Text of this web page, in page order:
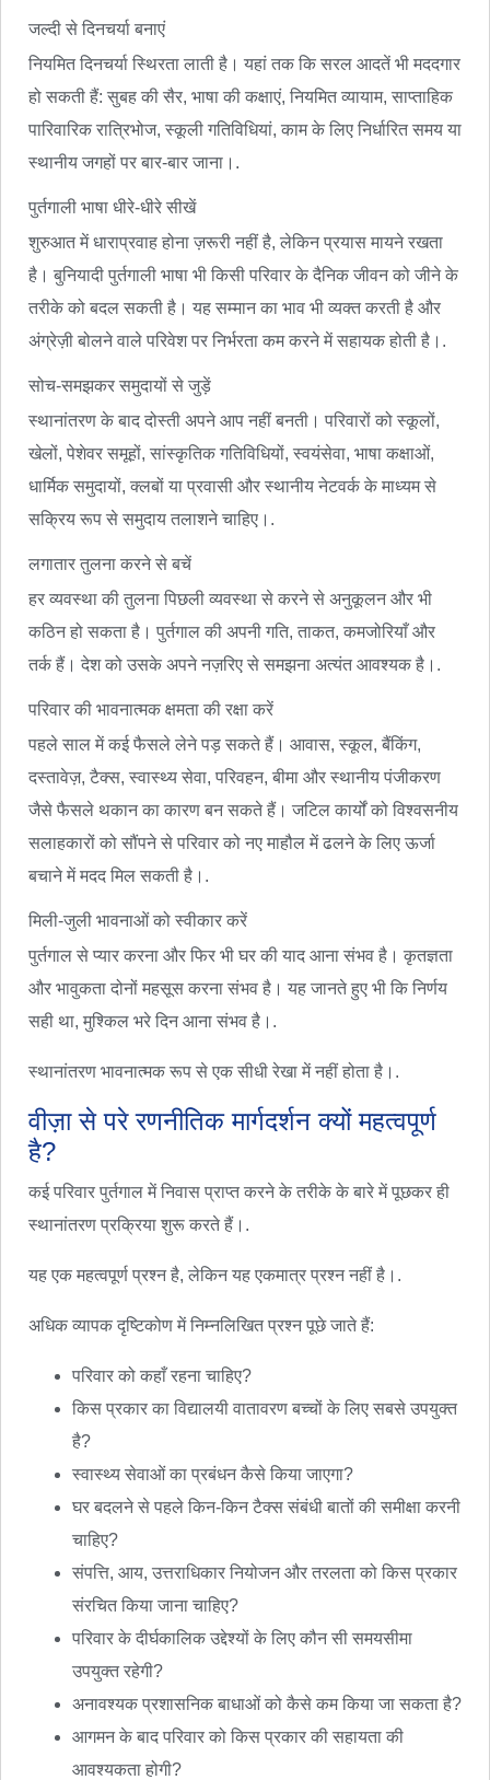
जल्दी से दिनचर्या बनाएं
नियमित दिनचर्या स्थिरता लाती है। यहां तक कि सरल आदतें भी मददगार
हो सकती हैं: सुबह की सैर, भाषा की कक्षाएं, नियमित व्यायाम, साप्ताहिक
पारिवारिक रात्रिभोज, स्कूली गतिविधियां, काम के लिए निर्धारित समय या
स्थानीय जगहों पर बार-बार जाना।.
पुर्तगाली भाषा धीरे-धीरे सीखें
शुरुआत में धाराप्रवाह होना ज़रूरी नहीं है, लेकिन प्रयास मायने रखता
है। बुनियादी पुर्तगाली भाषा भी किसी परिवार के दैनिक जीवन को जीने के
तरीके को बदल सकती है। यह सम्मान का भाव भी व्यक्त करती है और
अंग्रेज़ी बोलने वाले परिवेश पर निर्भरता कम करने में सहायक होती है।.
सोच-समझकर समुदायों से जुड़ें
स्थानांतरण के बाद दोस्ती अपने आप नहीं बनती। परिवारों को स्कूलों,
खेलों, पेशेवर समूहों, सांस्कृतिक गतिविधियों, स्वयंसेवा, भाषा कक्षाओं,
धार्मिक समुदायों, क्लबों या प्रवासी और स्थानीय नेटवर्क के माध्यम से
सक्रिय रूप से समुदाय तलाशने चाहिए।.
लगातार तुलना करने से बचें
हर व्यवस्था की तुलना पिछली व्यवस्था से करने से अनुकूलन और भी
कठिन हो सकता है। पुर्तगाल की अपनी गति, ताकत, कमजोरियाँ और
तर्क हैं। देश को उसके अपने नज़रिए से समझना अत्यंत आवश्यक है।.
परिवार की भावनात्मक क्षमता की रक्षा करें
पहले साल में कई फैसले लेने पड़ सकते हैं। आवास, स्कूल, बैंकिंग,
दस्तावेज़, टैक्स, स्वास्थ्य सेवा, परिवहन, बीमा और स्थानीय पंजीकरण
जैसे फैसले थकान का कारण बन सकते हैं। जटिल कार्यों को विश्वसनीय
सलाहकारों को सौंपने से परिवार को नए माहौल में ढलने के लिए ऊर्जा
बचाने में मदद मिल सकती है।.
मिली-जुली भावनाओं को स्वीकार करें
पुर्तगाल से प्यार करना और फिर भी घर की याद आना संभव है। कृतज्ञता
और भावुकता दोनों महसूस करना संभव है। यह जानते हुए भी कि निर्णय
सही था, मुश्किल भरे दिन आना संभव है।.
स्थानांतरण भावनात्मक रूप से एक सीधी रेखा में नहीं होता है।.
वीज़ा से परे रणनीतिक मार्गदर्शन क्यों महत्वपूर्ण
है?
कई परिवार पुर्तगाल में निवास प्राप्त करने के तरीके के बारे में पूछकर ही
स्थानांतरण प्रक्रिया शुरू करते हैं।.
यह एक महत्वपूर्ण प्रश्न है, लेकिन यह एकमात्र प्रश्न नहीं है।.
अधिक व्यापक दृष्टिकोण में निम्नलिखित प्रश्न पूछे जाते हैं:
परिवार को कहाँ रहना चाहिए?
किस प्रकार का विद्यालयी वातावरण बच्चों के लिए सबसे उपयुक्त
है?
स्वास्थ्य सेवाओं का प्रबंधन कैसे किया जाएगा?
घर बदलने से पहले किन-किन टैक्स संबंधी बातों की समीक्षा करनी
चाहिए?
संपत्ति, आय, उत्तराधिकार नियोजन और तरलता को किस प्रकार
संरचित किया जाना चाहिए?
परिवार के दीर्घकालिक उद्देश्यों के लिए कौन सी समयसीमा
उपयुक्त रहेगी?
अनावश्यक प्रशासनिक बाधाओं को कैसे कम किया जा सकता है?
आगमन के बाद परिवार को किस प्रकार की सहायता की
आवश्यकता होगी?